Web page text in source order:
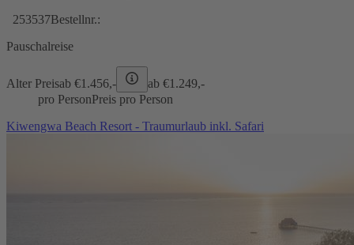
253537Bestellnr.:
Pauschalreise
Alter Preisab €1.456,- ab €1.249,-
pro PersonPreis pro Person
Kiwengwa Beach Resort - Traumurlaub inkl. Safari